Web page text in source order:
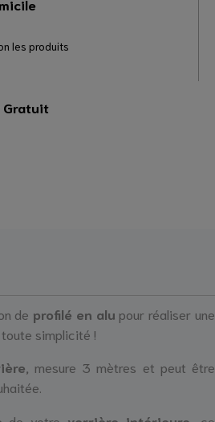
les produits
Gratuit
de profilé en alu pour réaliser une
toute simplicité !
mesure 3 mètres et peut être